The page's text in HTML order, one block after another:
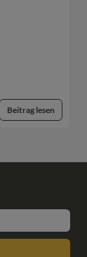
Beitrag lesen